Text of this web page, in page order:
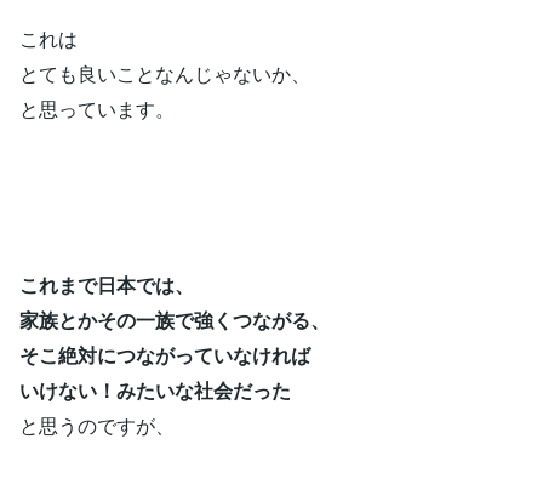
これは
とても良いことなんじゃないか、
と思っています。
これまで日本では、
家族とかその一族で強くつながる、
そこ絶対につながっていなければ
いけない！みたいな社会だった
と思うのですが、